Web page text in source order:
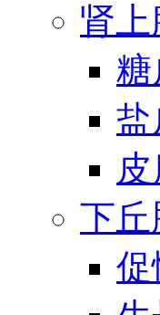
肾
糖
盐
下丘
促